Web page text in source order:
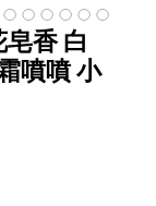
香 白
噴噴 小